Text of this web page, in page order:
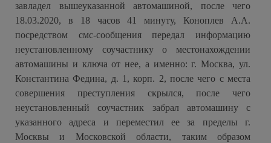
завладел вышеуказанной автомашиной, после чего
18.03.2020, в 18 часов 41 минуту, Коноплев А.А.
посредством смс-сообщения передал информацию
неустановленному соучастнику о местонахождении
автомашины и ключа от нее, а именно: г. Москва, ул.
Константина Федина, д. 1, корп. 2, после чего с места
совершения преступления скрылся, после чего
неустановленный соучастник забрал автомашину с
указанного адреса и переместил ее за пределы г.
Москвы и Московской области, таким образом